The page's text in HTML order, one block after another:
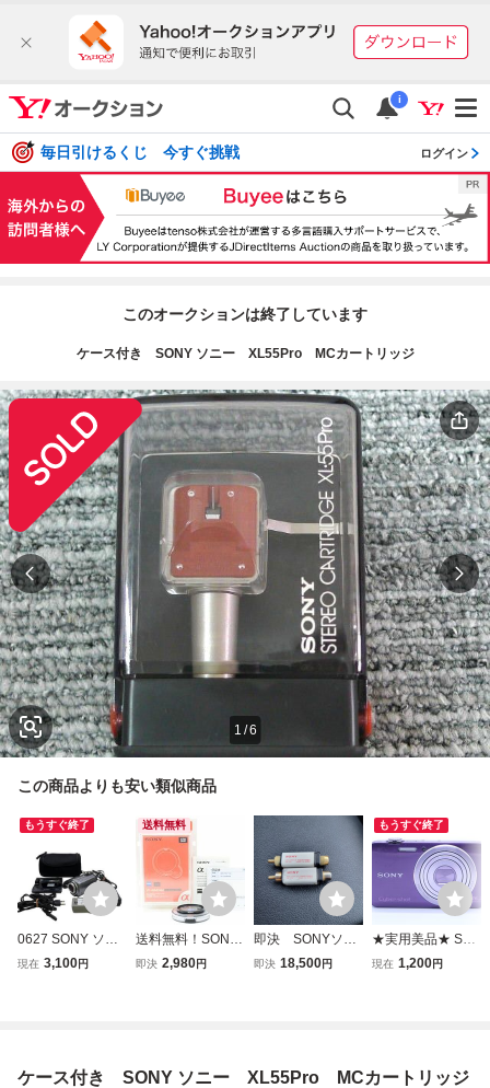
i
毎日引けるくじ 今すぐ挑戦 ログイン
このオークションは終了しています
ケース付き SONY ソニー XL55Pro MCカートリッジ
1 /6
この商品よりも安い類似商品
もうすぐ終了
0627 SONY ソニ
ー ビデオカメラ
現在 3,100円
送料無料
送料無料！SONY
ソニー MC PROT
即決 2,980円
即決 SONYソニ
ー MC型カートリ
即決 18,500円
もうすぐ終了
★実用美品★ SO
NY ソニー SONY
現在 1,200円
ケース付き SONY ソニー XL55Pro MCカートリッジ